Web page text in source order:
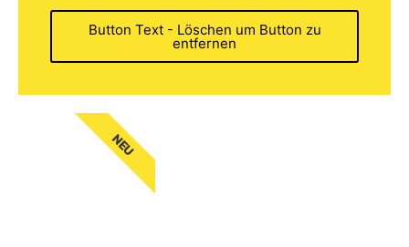
Button Text - Löschen um Button zu
entfernen
NEU